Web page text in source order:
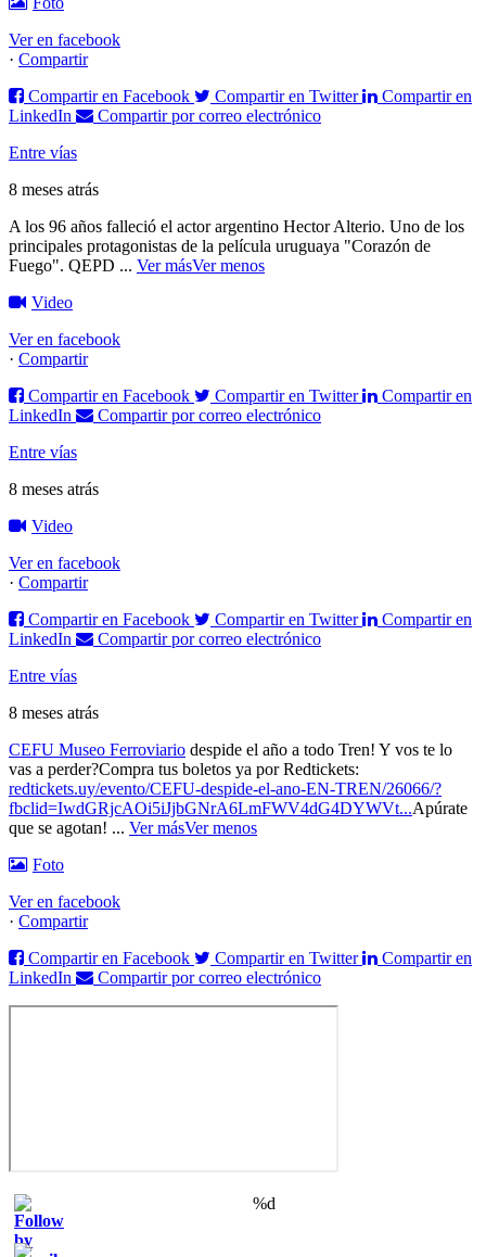
Ver en facebook
· Compartir
Compartir en Facebook
Compartir en Twitter
Compartir en
LinkedIn
Compartir por correo electrónico
Entre vías
8 meses atrás
A los 96 años falleció el actor argentino Hector Alterio. Uno de los
principales protagonistas de la película uruguaya "Corazón de
Fuego". QEPD ... Ver másVer menos
Video
Ver en facebook
· Compartir
Compartir en Facebook
Compartir en Twitter
Compartir en
LinkedIn
Compartir por correo electrónico
Entre vías
8 meses atrás
Video
Ver en facebook
· Compartir
Compartir en Facebook
Compartir en Twitter
Compartir en
LinkedIn
Compartir por correo electrónico
Entre vías
8 meses atrás
CEFU Museo Ferroviario despide el año a todo Tren! Y vos te lo
vas a perder?Compra tus boletos ya por Redtickets:
redtickets.uy/evento/CEFU-despide-el-ano-EN-TREN/26066/?
fbclid=IwdGRjcAOi5iJjbGNrA6LmFWV4dG4DYWVt...Apúrate
que se agotan! ... Ver másVer menos
Foto
Ver en facebook
· Compartir
Compartir en Facebook
Compartir en Twitter
Compartir en
LinkedIn
Compartir por correo electrónico
%d